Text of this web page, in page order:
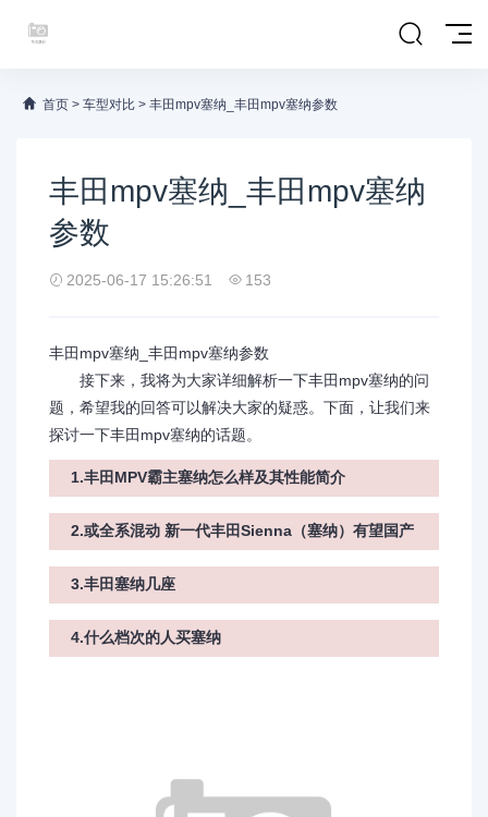
首页 > 车型对比 > 丰田mpv塞纳_丰田mpv塞纳参数
丰田mpv塞纳_丰田mpv塞纳
参数
2025-06-17 15:26:51 153
丰田mpv塞纳_丰田mpv塞纳参数
接下来，我将为大家详细解析一下丰田mpv塞纳的问
题，希望我的回答可以解决大家的疑惑。下面，让我们来
探讨一下丰田mpv塞纳的话题。
1.丰田MPV霸主塞纳怎么样及其性能简介
2.或全系混动 新一代丰田Sienna（塞纳）有望国产
3.丰田塞纳几座
4.什么档次的人买塞纳